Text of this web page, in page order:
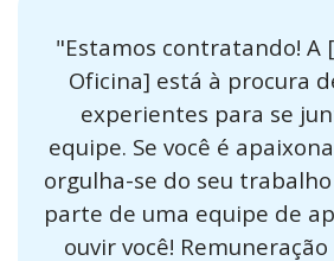
"Estamos contratando! A
Oficina] está à procura
experientes para se
equipe. Se você é
orgulha-se do seu
parte de uma equipe de
ouvir você!